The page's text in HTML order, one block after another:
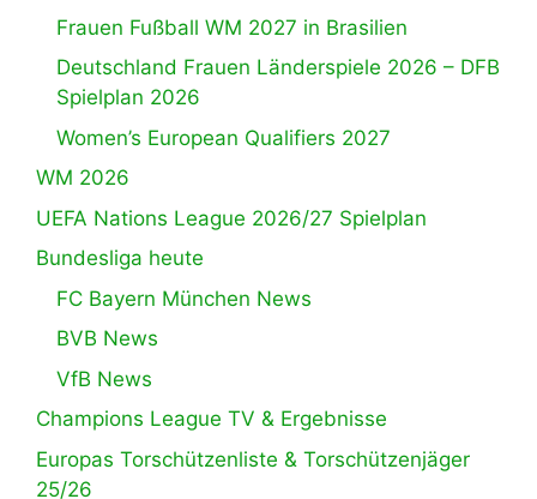
Frauen Fußball WM 2027 in Brasilien
Deutschland Frauen Länderspiele 2026 – DFB
Spielplan 2026
Women’s European Qualifiers 2027
WM 2026
UEFA Nations League 2026/27 Spielplan
Bundesliga heute
FC Bayern München News
BVB News
VfB News
Champions League TV & Ergebnisse
Europas Torschützenliste & Torschützenjäger
25/26